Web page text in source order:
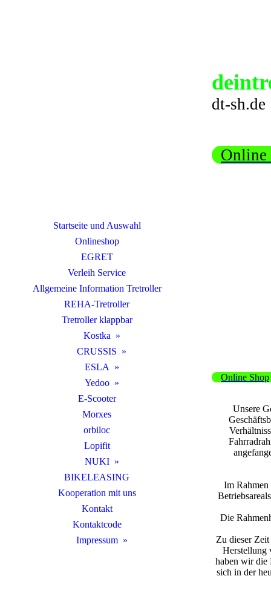
Startseite und Auswahl
Onlineshop
EGRET
Verleih Service
Allgemeine Information Tretroller
REHA-Tretroller
Tretroller klappbar
Kostka
CRUSSIS
ESLA
Yedoo
E-Scooter
Morxes
orbiloc
Lopifit
NUKI
BIKELEASING
Kooperation mit uns
Kontakt
Kontaktcode
Impressum
dt-sh.de
Online
Online Shop
Unsere
Im Rahmen
Die
Zu dieser
Herstellung
haben wir die
sich in der